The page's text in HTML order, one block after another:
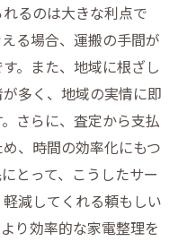
のチェック方法
ととは
ためのヒント
めるコツ
市栄町での賢い家電
間いらずの利便性
ズな家電処分方法
るのは大きな利点で
る場合、運搬の手間が
。また、地域に根ざし
多く、地域の実情に即
さらに、査定から支払
、時間の効率化にもつ
とって、こうしたサー
減してくれる頼もしい
り効率的な家電整理を